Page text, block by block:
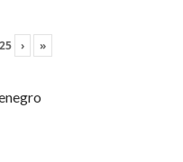
25 › »